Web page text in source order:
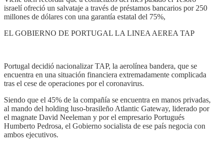
israelí ofreció un salvataje a través de préstamos bancarios por 250
millones de dólares con una garantía estatal del 75%,
EL GOBIERNO DE PORTUGAL LA LINEA AEREA TAP
Portugal decidió nacionalizar TAP, la aerolínea bandera, que se
encuentra en una situación financiera extremadamente complicada
tras el cese de operaciones por el coronavirus.
Siendo que el 45% de la compañía se encuentra en manos privadas,
al mando del holding luso-brasileño Atlantic Gateway, liderado por
el magnate David Neeleman y por el empresario Portugués
Humberto Pedrosa, el Gobierno socialista de ese país negocia con
ambos ejecutivos.